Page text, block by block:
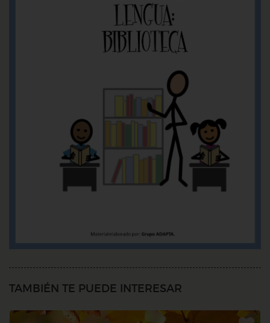
TAMBIÉN TE PUEDE INTERESAR